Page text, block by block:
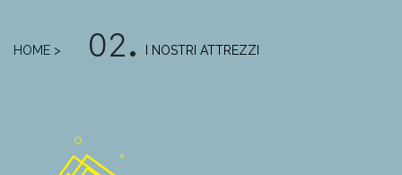
HOME > 02. I NOSTRI ATTREZZI